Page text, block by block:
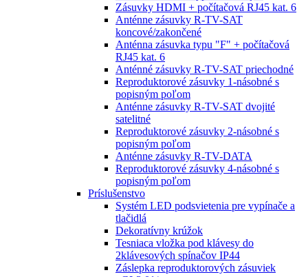
Zásuvky HDMI + počítačová RJ45 kat. 6
Anténne zásuvky R-TV-SAT
koncové/zakončené
Anténna zásuvka typu "F" + počítačová
RJ45 kat. 6
Anténné zásuvky R-TV-SAT priechodné
Reproduktorové zásuvky 1-násobné s
popisným poľom
Anténne zásuvky R-TV-SAT dvojité
satelitné
Reproduktorové zásuvky 2-násobné s
popisným poľom
Anténne zásuvky R-TV-DATA
Reproduktorové zásuvky 4-násobné s
popisným poľom
Príslušenstvo
Systém LED podsvietenia pre vypínače a
tlačidlá
Dekoratívny krúžok
Tesniaca vložka pod klávesy do
2klávesových spínačov IP44
Záslepka reproduktorových zásuviek